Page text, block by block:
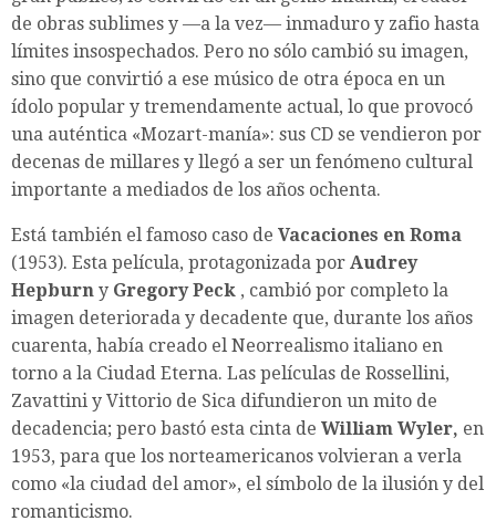
de obras sublimes y —a la vez— inmaduro y zafio hasta
límites insospechados. Pero no sólo cambió su imagen,
sino que convirtió a ese músico de otra época en un
ídolo popular y tremendamente actual, lo que provocó
una auténtica «Mozart-manía»: sus CD se vendieron por
decenas de millares y llegó a ser un fenómeno cultural
importante a mediados de los años ochenta.
Está también el famoso caso de Vacaciones en Roma
(1953). Esta película, protagonizada por Audrey
Hepburn y Gregory Peck , cambió por completo la
imagen deteriorada y decadente que, durante los años
cuarenta, había creado el Neorrealismo italiano en
torno a la Ciudad Eterna. Las películas de Rossellini,
Zavattini y Vittorio de Sica difundieron un mito de
decadencia; pero bastó esta cinta de William Wyler, en
1953, para que los norteamericanos volvieran a verla
como «la ciudad del amor», el símbolo de la ilusión y del
romanticismo.